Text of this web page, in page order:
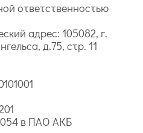
ответственностью
адрес: 105082, г.
д.75, стр. 11
в ПАО АКБ